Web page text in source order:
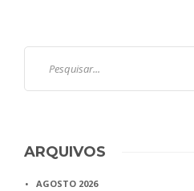
ARQUIVOS
AGOSTO 2026